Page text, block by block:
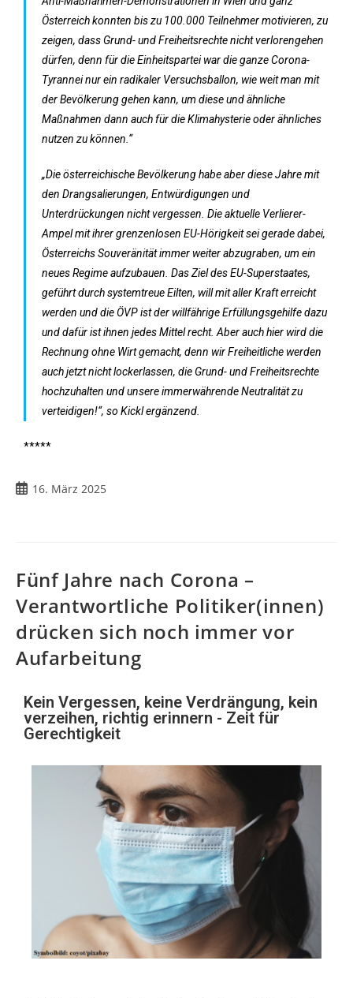
Österreich konnten bis zu 100.000 Teilnehmer motivieren, zu
zeigen, dass Grund- und Freiheitsrechte nicht verlorengehen
dürfen, denn für die Einheitspartei war die ganze Corona-
Tyrannei nur ein radikaler Versuchsballon, wie weit man mit
der Bevölkerung gehen kann, um diese und ähnliche
Maßnahmen dann auch für die Klimahysterie oder ähnliches
nutzen zu können.“
„Die österreichische Bevölkerung habe aber diese Jahre mit
den Drangsalierungen, Entwürdigungen und
Unterdrückungen nicht vergessen. Die aktuelle Verlierer-
Ampel mit ihrer grenzenlosen EU-Hörigkeit sei gerade dabei,
Österreichs Souveränität immer weiter abzugraben, um ein
neues Regime aufzubauen. Das Ziel des EU-Superstaates,
geführt durch systemtreue Eilten, will mit aller Kraft erreicht
werden und die ÖVP ist der willfährige Erfüllungsgehilfe dazu
und dafür ist ihnen jedes Mittel recht. Aber auch hier wird die
Rechnung ohne Wirt gemacht, denn wir Freiheitliche werden
auch jetzt nicht lockerlassen, die Grund- und Freiheitsrechte
hochzuhalten und unsere immerwährende Neutralität zu
verteidigen!“, so Kickl ergänzend.
*****
16. März 2025
Fünf Jahre nach Corona –
Verantwortliche Politiker(innen)
drücken sich noch immer vor
Aufarbeitung
Kein Vergessen, keine Verdrängung, kein
verzeihen, richtig erinnern - Zeit für
Gerechtigkeit